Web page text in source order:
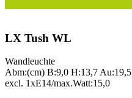
LX Tush WL
Wandleuchte
Abm:(cm) B:9,0 H:13,7 Au:19,5
excl. 1xE14/max.Watt:15,0